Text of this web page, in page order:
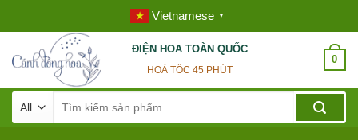
to
content
Vietnamese ▼
ĐIỆN HOA TOÀN QUỐC
HOẢ TỐC 45 PHÚT
0
kiếm: